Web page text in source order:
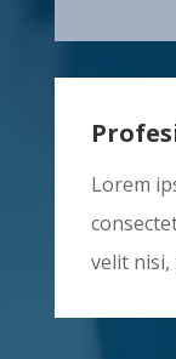
Lorem
velit